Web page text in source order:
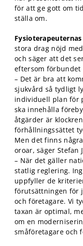
för att ge gott om
ställa om.
stora drag nöjd
och säger att det
eftersom förbundet
– Det är bra att
sjukvård så tydligt
individuell plan för
ska innehålla
åtgärder är
förhållningssättet
Men det finns
oroar, säger Stefan
– När det gäller
statlig reglering.
uppfyller de
förutsättningen för
och företagare. Vi
taxan är optimal,
om en
småföretagare och